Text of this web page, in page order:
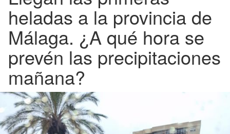
heladas a la provincia de
Málaga. ¿A qué hora se
prevén las precipitaciones
mañana?